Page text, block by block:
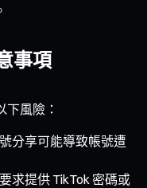
事項
風險：
分享可能導致帳號遭
求提供 TikTok 密碼或